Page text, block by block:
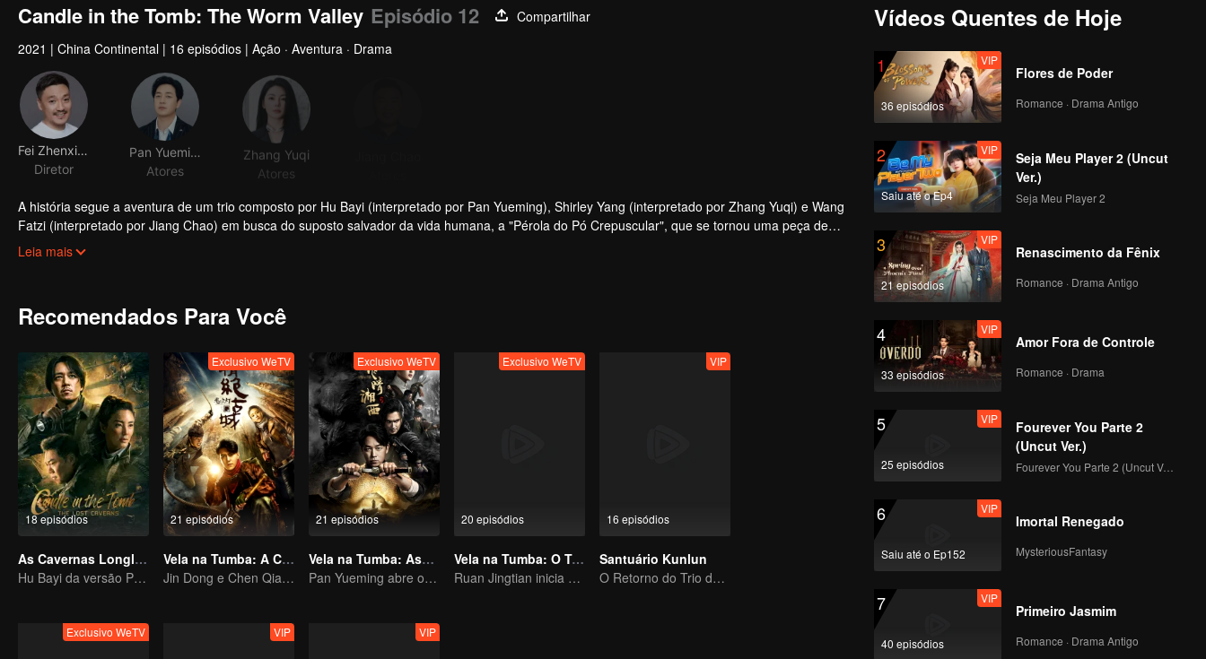
Candle in the Tomb: The Worm Valley Episódio 12
Compartilhar
2021 | China Continental | 16 episódios | Ação · Aventura · Drama
Diretor
Atores
Zhang Yuqi
Atores
A história segue a aventura de um trio composto por Hu Bayi (interpretado por Pan Yueming), Shirley Yang (interpretado por Zhang Yuqi) e Wang
Fatzi (interpretado por Jiang Chao) em busca do suposto salvador da vida humana, a "Pérola do Pó Crepuscular", que se tornou uma peça de
túmulo no túmulo do rei de Dian. O trio, de acordo com um mapa de pele humana, viajou através do canal de água subterrâneo secreto da antiga
Esquadrão Flying Tigers que morreram aqui no passado, ou seria apenas uma armadilha do grande sacerdote do Rei Dian...
Leia mais
Recomendados Para Você
18 episódios
As Cavernas Longling
Hu Bayi da versão Pan Yueming lidera a nova aventura perigosa
21 episódios
Exclusivo WeTV
Vela na Tumba: A Cidade Antiga de Jing Jue
Jin Dong e Chen Qiaoen iniciam uma aventura
21 episódios
Exclusivo WeTV
Vela na Tumba: Assalto ao Mausoléu de Xiangxi
Pan Yueming abre o caixão pendurado no penhasco
20 episódios
Exclusivo WeTV
Vela na Tumba: O Túmulo da Doninha Amarela
Ruan Jingtian inicia uma aventura com a equipe de expedicão
16 episódios
VIP
Santuário Kunlun
O Retorno do Trio de Ferro: Aventura nas Terras Geladas
Exclusivo WeTV VIP VIP
Vídeos Quentes de Hoje
1
36 episódios
VIP
Flores de Poder
Romance · Drama Antigo
2
Saiu até o Ep4
VIP
Seja Meu Player 2 (Uncut
Ver.)
Seja Meu Player 2
3
21 episódios
VIP
Renascimento da Fênix
Romance · Drama Antigo
4
33 episódios
VIP
Amor Fora de Controle
Romance · Drama
5
25 episódios
VIP
Fourever You Parte 2
(Uncut Ver.)
Fourever You Parte 2 (Uncut Ver.)
6
Saiu até o Ep152
VIP
Imortal Renegado
MysteriousFantasy
7
40 episódios
VIP
Primeiro Jasmim
Romance · Drama Antigo